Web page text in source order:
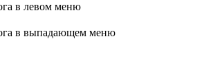
в левом меню
в выпадающем меню